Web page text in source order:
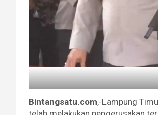
Bintangsatu.com,-Lampung